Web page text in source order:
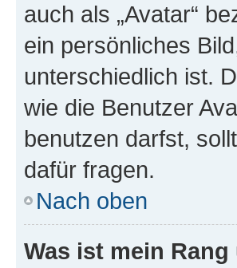
auch als „Avatar“
ein persönliches
unterschiedlich ist.
wie die Benutzer
benutzen darfst,
dafür fragen.
Nach oben
Was ist mein